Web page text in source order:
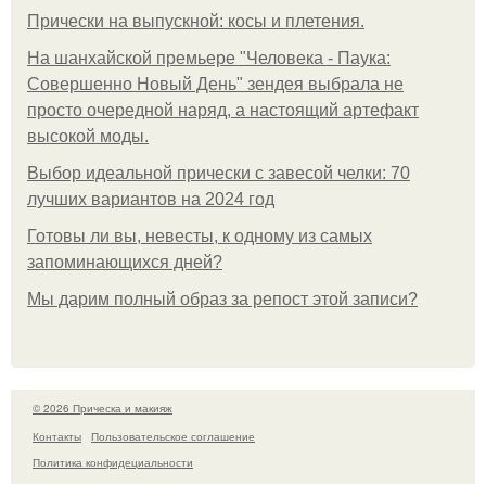
Прически на выпускной: косы и плетения.
На шанхайской премьере "Человека - Паука:
Совершенно Новый День" зендея выбрала не
просто очередной наряд, а настоящий артефакт
высокой моды.
Выбор идеальной прически с завесой челки: 70
лучших вариантов на 2024 год
Готовы ли вы, невесты, к одному из самых
запоминающихся дней?
Мы дарим полный образ за репост этой записи?
© 2026 Прическа и макияж
Контакты
Пользовательское соглашение
Политика конфидециальности